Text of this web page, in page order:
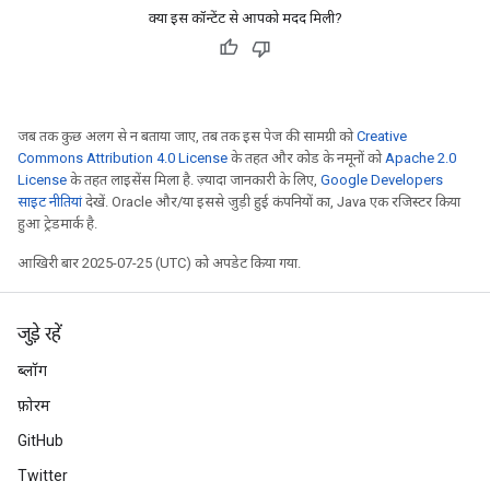
क्या इस कॉन्टेंट से आपको मदद मिली?
जब तक कुछ अलग से न बताया जाए, तब तक इस पेज की सामग्री कोCreative
Commons Attribution 4.0 License के तहत और कोड के नमूनों कोApache 2.0
License के तहत लाइसेंस मिला है. ज़्यादा जानकारी के लिए, Google Developers
साइट नीतियांदेखें. Oracle और/या इससे जुड़ी हुई कंपनियों का, Java एक रजिस्टर किया
हुआ ट्रेडमार्क है.
आखिरी बार 2025-07-25 (UTC) को अपडेट किया गया.
जुड़े रहें
ब्लॉग
फ़ोरम
GitHub
Twitter